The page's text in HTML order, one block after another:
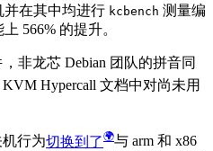
在其中均进行 kcbench 测量编
566% 的提升。
非龙芯 Debian 团队的拼音同
KVM Hypercall 文档中对尚未用
机行为切换到了
与 arm 和 x86